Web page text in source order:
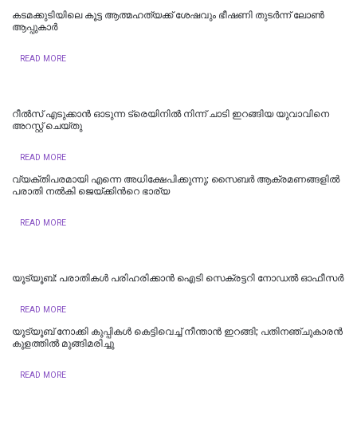
കടമക്കുടിയിലെ കൂട്ട ആത്മഹത്യക്ക് ശേഷവും ഭീഷണി തുടർന്ന് ലോൺ
ആപ്പുകാര്‍
READ MORE
റീല്‍സ് എടുക്കാൻ ഓടുന്ന ട്രെയിനിൽ നിന്ന് ചാടി ഇറങ്ങിയ യുവാവിനെ
അറസ്റ്റ് ചെയ്തു
READ MORE
വ്യക്തിപരമായി എന്നെ അധിക്ഷേപിക്കുന്നു; സൈബർ ആക്രമണങ്ങളിൽ
പരാതി നൽകി ജെയ്ക്കിന്‍റെ ഭാര്യ
READ MORE
യൂട്യൂബ്: പരാതികള്‍ പരിഹരിക്കാന്‍ ഐടി സെക്രട്ടറി നോഡല്‍ ഓഫീസര്‍
READ MORE
യൂട്യൂബ് നോക്കി കുപ്പികൾ കെട്ടിവെച്ച് നീന്താൻ ഇറങ്ങി; പതിനഞ്ചുകാരൻ
കുളത്തിൽ മുങ്ങിമരിച്ചു
READ MORE